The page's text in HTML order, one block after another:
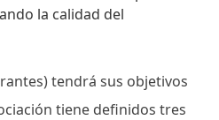
la calidad del
tendrá sus objetivos
tiene definidos tres